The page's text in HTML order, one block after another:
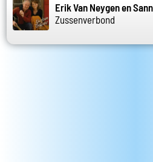
Erik Van Neygen en
Zussenverbond